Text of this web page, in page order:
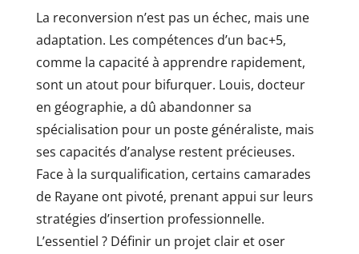
La reconversion n’est pas un échec, mais une
adaptation. Les compétences d’un bac+5,
comme la capacité à apprendre rapidement,
sont un atout pour bifurquer. Louis, docteur
en géographie, a dû abandonner sa
spécialisation pour un poste généraliste, mais
ses capacités d’analyse restent précieuses.
Face à la surqualification, certains camarades
de Rayane ont pivoté, prenant appui sur leurs
stratégies d’insertion professionnelle.
L’essentiel ? Définir un projet clair et oser